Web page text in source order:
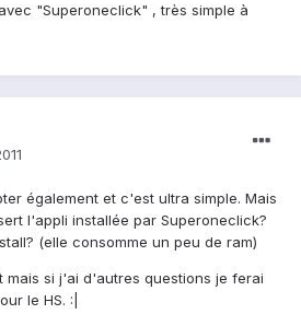
"Superoneclick" , très simple à
également et c'est ultra simple. Mais
l'appli installée par Superoneclick?
(elle consomme un peu de ram)
mais si j'ai d'autres questions je ferai
le HS. :|